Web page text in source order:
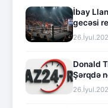
İbay
gecəsi
Donald
Şərqdə